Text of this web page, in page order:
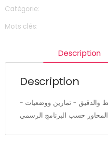
Catégorie:
Mots clés:
Description
Description
- اختبارات مع الاصلاح البسط والدقيق - تمارين ووضعيات